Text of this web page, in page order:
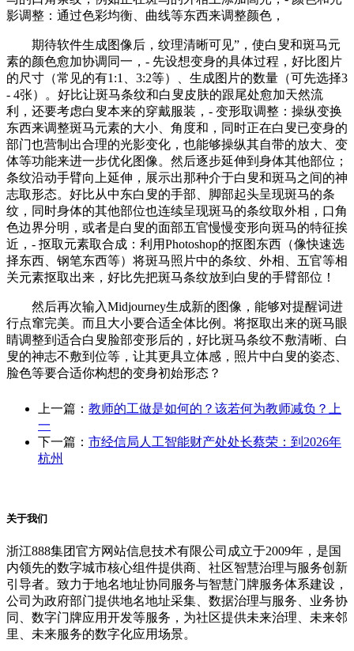
影调整：通过色彩均衡、曲线等东西来调整颜色，
期待软件生成图像后，纹理清晰可见”，使白叟和斑马元
素的颜色愈加协调同一，- 先设想变身的具体过程，好比图片
的尺寸（常见的有1:1、3:2等）、生成图片的数量（可先选择3
- 4张）。好比让斑马条纹和白叟皮肤的跟尾处愈加天然流
利，还要考虑白叟本来的穿戴服装，- 变形取调整：操纵变换
东西来调整斑马元素的大小、角度和，同时正在白叟已变身的
部门也营制出合理的光影变化，也能够操纵其自带的放大、变
体等功能来进一步优化图像。然后逐步延伸到身体其他部位；
条纹沿动手臂向上延伸，展示出那种介于白叟和斑马之间的神
志取形态。好比从中东白叟的手部、脚部起头呈现斑马的条
纹，同时身体的其他部位也连续呈现斑马的条纹取外相，口角
色边界分明，或者是白叟的面部五官慢慢变形向斑马的特征挨
近，- 抠取元素取合成：利用Photoshop的抠图东西（像快速选
择东西、钢笔东西等）将斑马照片中的条纹、外相、五官等相
关元素抠取出来，好比先把斑马条纹放到白叟的手臂部位！
然后再次输入Midjourney生成新的图像，能够对提醒词进
行点窜完美。而且大小要合适全体比例。将抠取出来的斑马眼
睛调整到适合白叟脸部变形后的，好比斑马条纹不敷清晰、白
叟的神志不敷到位等，让其更具立体感，照片中白叟的姿态、
脸色等要合适你构想的变身初始形态？
上一篇： 教师的工做是如何的？该若何为教师减负？上
一
下一篇： 市经信局人工智能财产处处长蔡荣：到2026年
杭州
关于我们
浙江888集团官方网站信息技术有限公司成立于2009年，是国
内领先的数字城市核心组件提供商、社区智慧治理与服务创新
引导者。致力于地名地址协同服务与智慧门牌服务体系建设，
公司为政府部门提供地名地址采集、数据治理与服务、业务协
同、数字门牌应用开发等服务，为社区提供未来治理、未来邻
里、未来服务的数字化应用场景。